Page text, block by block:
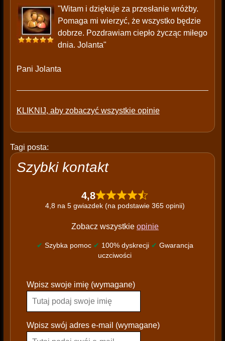
"Witam i dziękuje za przesłanie wróżby.
Pomaga mi wierzyć, że wszystko będzie
dobrze. Pozdrawiam ciepło życząc miłego
dnia. Jolanta"
Pani Jolanta
KLIKNIJ, aby zobaczyć wszystkie opinie
Tagi posta:
Szybki kontakt
4,8
4,8 na 5 gwiazdek (na podstawie 365 opinii)
Zobacz wszystkie opinie
✔ Szybka pomoc ✔ 100% dyskrecji ✔ Gwarancja
uczciwości
l
a
s
Wpisz swoje imię (wymagane)
Wpisz swój adres e-mail (wymagane)